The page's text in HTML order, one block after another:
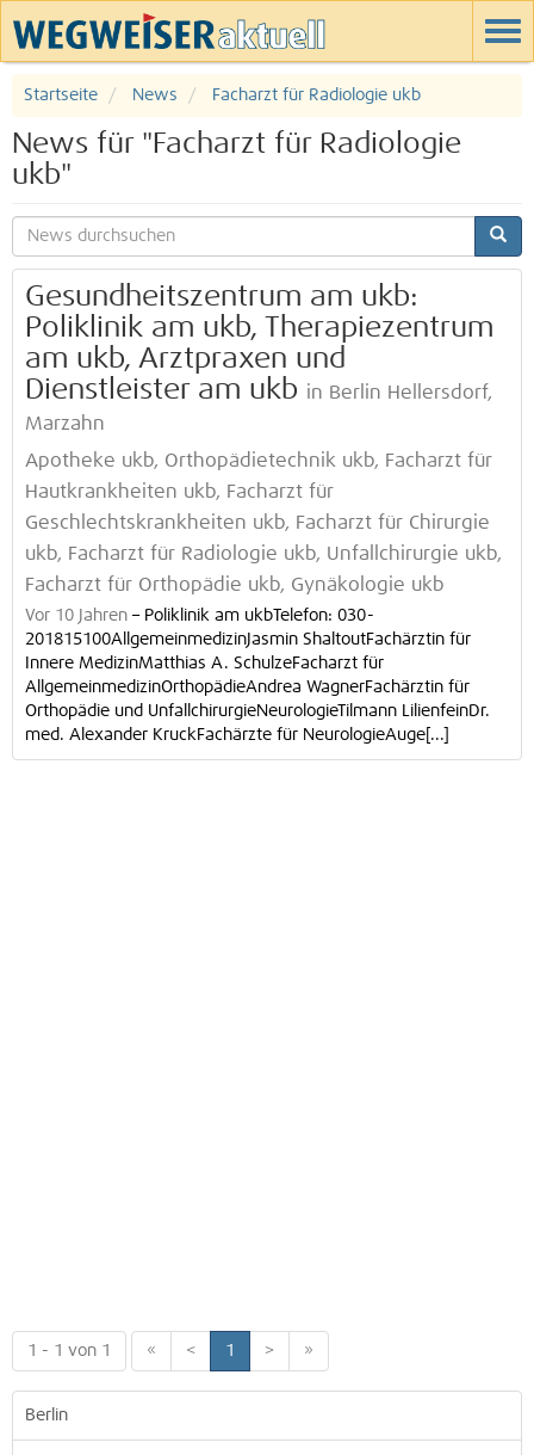
Startseite News Facharzt für Radiologie ukb
News für "Facharzt für Radiologie
ukb"
Gesundheitszentrum am ukb:
Poliklinik am ukb, Therapiezentrum
am ukb, Arztpraxen und
Dienstleister am ukb in Berlin Hellersdorf,
Marzahn
Apotheke ukb, Orthopädietechnik ukb, Facharzt für
Hautkrankheiten ukb, Facharzt für
Geschlechtskrankheiten ukb, Facharzt für Chirurgie
ukb, Facharzt für Radiologie ukb, Unfallchirurgie ukb,
Facharzt für Orthopädie ukb, Gynäkologie ukb
Vor 10 Jahren – Poliklinik am ukbTelefon: 030-
201815100AllgemeinmedizinJasmin ShaltoutFachärztin für
Innere MedizinMatthias A. SchulzeFacharzt für
AllgemeinmedizinOrthopädieAndrea WagnerFachärztin für
Orthopädie und UnfallchirurgieNeurologieTilmann LilienfeinDr.
med. Alexander KruckFachärzte für NeurologieAuge[...]
1 - 1 von 1 « < 1 > »
Berlin